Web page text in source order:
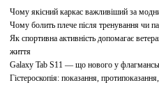
Чому якісний каркас важливіший за
Чому болить плече після тренування чи
Як спортивна активність допомагає
життя
Galaxy Tab S11 — що нового у
Гістероскопія: показання,